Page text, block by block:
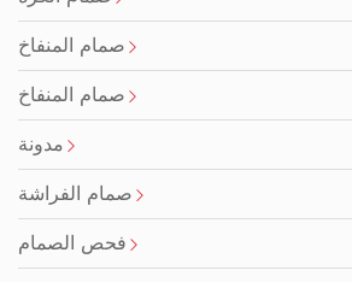
صمام المنفاخ
صمام المنفاخ
مدونة
صمام الفراشة
فحص الصمام